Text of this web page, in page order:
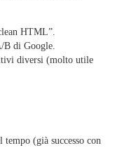
HTML”.
di Google.
diversi (molto utile
(già successo con